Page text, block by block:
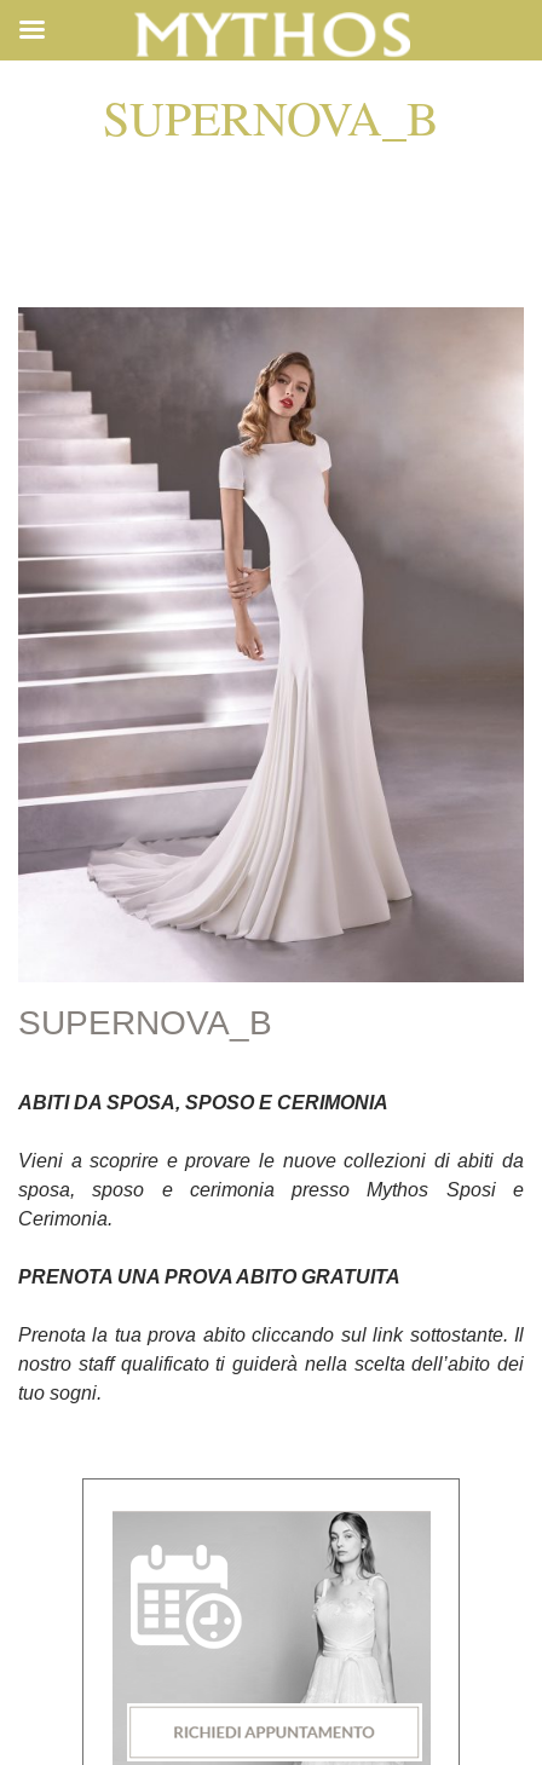
SUPERNOVA_B
SUPERNOVA_B
ABITI DA SPOSA, SPOSO E CERIMONIA
Vieni a scoprire e provare le nuove collezioni di abiti da
sposa, sposo e cerimonia presso Mythos Sposi e
Cerimonia.
PRENOTA UNA PROVA ABITO GRATUITA
Prenota la tua prova abito cliccando sul link sottostante. Il
nostro staff qualificato ti guiderà nella scelta dell’abito dei
tuo sogni.